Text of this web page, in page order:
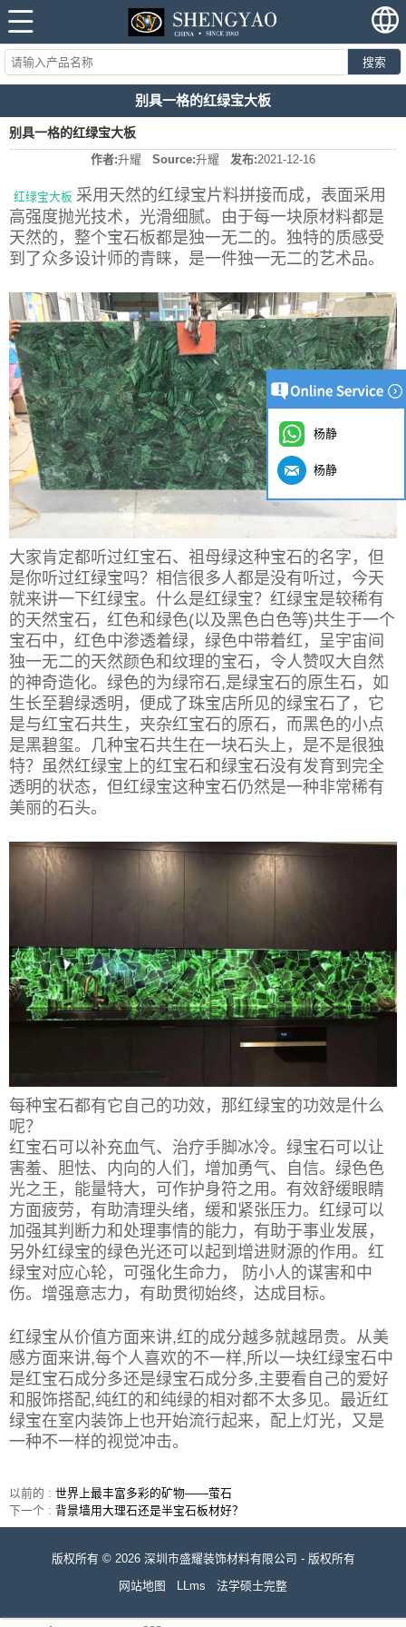
搜索
别具一格的红绿宝大板
别具一格的红绿宝大板
作者:升耀 Source:升耀 发布:2021-12-16
红绿宝大板 采用天然的红绿宝片料拼接而成，表面采用
高强度抛光技术，光滑细腻。由于每一块原材料都是
天然的，整个宝石板都是独一无二的。独特的质感受
到了众多设计师的青睐，是一件独一无二的艺术品。
大家肯定都听过红宝石、祖母绿这种宝石的名字，但
是你听过红绿宝吗？相信很多人都是没有听过，今天
就来讲一下红绿宝。什么是红绿宝？红绿宝是较稀有
的天然宝石，红色和绿色(以及黑色白色等)共生于一个
宝石中，红色中渗透着绿，绿色中带着红，呈宇宙间
独一无二的天然颜色和纹理的宝石，令人赞叹大自然
的神奇造化。绿色的为绿帘石,是绿宝石的原生石，如
生长至碧绿透明，便成了珠宝店所见的绿宝石了，它
是与红宝石共生，夹杂红宝石的原石，而黑色的小点
是黑碧玺。几种宝石共生在一块石头上，是不是很独
特？虽然红绿宝上的红宝石和绿宝石没有发育到完全
透明的状态，但红绿宝这种宝石仍然是一种非常稀有
美丽的石头。
每种宝石都有它自己的功效，那红绿宝的功效是什么
呢？
红宝石可以补充血气、治疗手脚冰冷。绿宝石可以让
害羞、胆怯、内向的人们，增加勇气、自信。绿色色
光之王，能量特大，可作护身符之用。有效舒缓眼睛
方面疲劳，有助清理头绪，缓和紧张压力。红绿可以
加强其判断力和处理事情的能力，有助于事业发展，
另外红绿宝的绿色光还可以起到增进财源的作用。红
绿宝对应心轮，可强化生命力， 防小人的谋害和中
伤。增强意志力，有助贯彻始终，达成目标。
红绿宝从价值方面来讲,红的成分越多就越昂贵。从美
感方面来讲,每个人喜欢的不一样,所以一块红绿宝石中
是红宝石成分多还是绿宝石成分多,主要看自己的爱好
和服饰搭配,纯红的和纯绿的相对都不太多见。最近红
绿宝在室内装饰上也开始流行起来，配上灯光，又是
一种不一样的视觉冲击。
以前的 : 世界上最丰富多彩的矿物——萤石
下一个 : 背景墙用大理石还是半宝石板材好？
版权所有 © 2026 深圳市盛耀装饰材料有限公司 - 版权所有
网站地图
LLms 法学硕士完整
杨静
杨静